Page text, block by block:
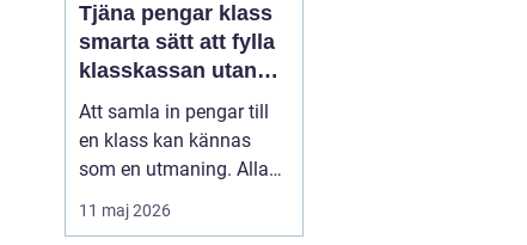
Tjäna pengar klass
smarta sätt att fylla
klasskassan utan
stress
Att samla in pengar till
en klass kan kännas
som en utmaning. Alla
har olika förutsättningar,
tiden är begränsad och
11 maj 2026